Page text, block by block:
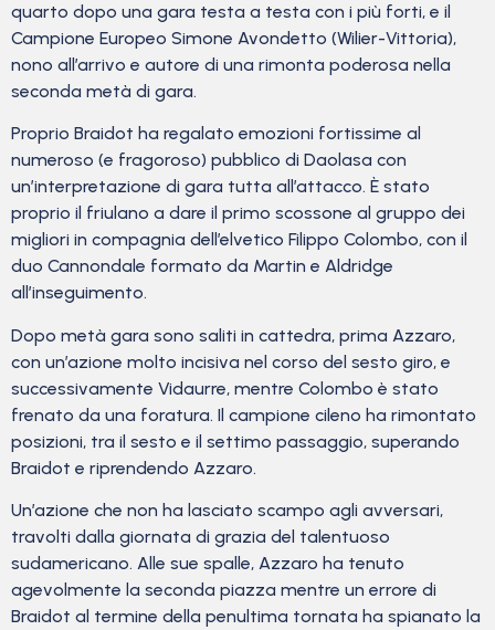
quarto dopo una gara testa a testa con i più forti, e il
Campione Europeo Simone Avondetto (Wilier-Vittoria),
nono all’arrivo e autore di una rimonta poderosa nella
seconda metà di gara.
Proprio Braidot ha regalato emozioni fortissime al
numeroso (e fragoroso) pubblico di Daolasa con
un’interpretazione di gara tutta all’attacco. È stato
proprio il friulano a dare il primo scossone al gruppo dei
migliori in compagnia dell’elvetico Filippo Colombo, con il
duo Cannondale formato da Martin e Aldridge
all’inseguimento.
Dopo metà gara sono saliti in cattedra, prima Azzaro,
con un’azione molto incisiva nel corso del sesto giro, e
successivamente Vidaurre, mentre Colombo è stato
frenato da una foratura. Il campione cileno ha rimontato
posizioni, tra il sesto e il settimo passaggio, superando
Braidot e riprendendo Azzaro.
Un’azione che non ha lasciato scampo agli avversari,
travolti dalla giornata di grazia del talentuoso
sudamericano. Alle sue spalle, Azzaro ha tenuto
agevolmente la seconda piazza mentre un errore di
Braidot al termine della penultima tornata ha spianato la